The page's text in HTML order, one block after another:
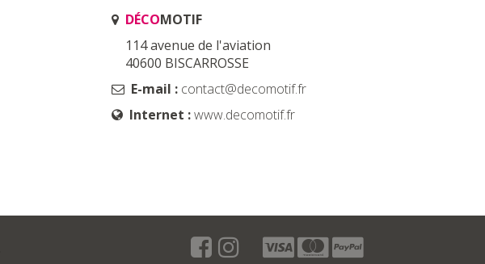
DÉCOMOTIF
114 avenue de l'aviation
40600 BISCARROSSE
E-mail : contact@decomotif.fr
Internet :www.decomotif.fr